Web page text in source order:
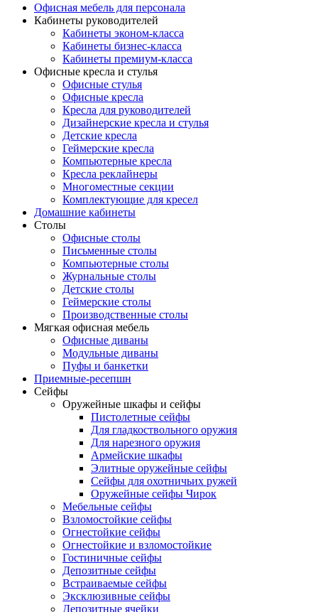
Офисная мебель для персонала
Кабинеты руководителей
Кабинеты эконом-класса
Кабинеты бизнес-класса
Кабинеты премиум-класса
Офисные кресла и стулья
Офисные стулья
Офисные кресла
Кресла для руководителей
Дизайнерские кресла и стулья
Детские кресла
Геймерские кресла
Компьютерные кресла
Кресла реклайнеры
Многоместные секции
Комплектующие для кресел
Домашние кабинеты
Столы
Офисные столы
Письменные столы
Компьютерные столы
Журнальные столы
Детские столы
Геймерские столы
Производственные столы
Мягкая офисная мебель
Офисные диваны
Модульные диваны
Пуфы и банкетки
Приемные-ресепшн
Сейфы
Оружейные шкафы и сейфы
Пистолетные сейфы
Для гладкоствольного оружия
Для нарезного оружия
Армейские шкафы
Элитные оружейные сейфы
Сейфы для охотничьих ружей
Оружейные сейфы Чирок
Мебельные сейфы
Взломостойкие сейфы
Огнестойкие сейфы
Огнестойкие и взломостойкие
Гостиничные сейфы
Депозитные сейфы
Встраиваемые сейфы
Эксклюзивные сейфы
Депозитные ячейки